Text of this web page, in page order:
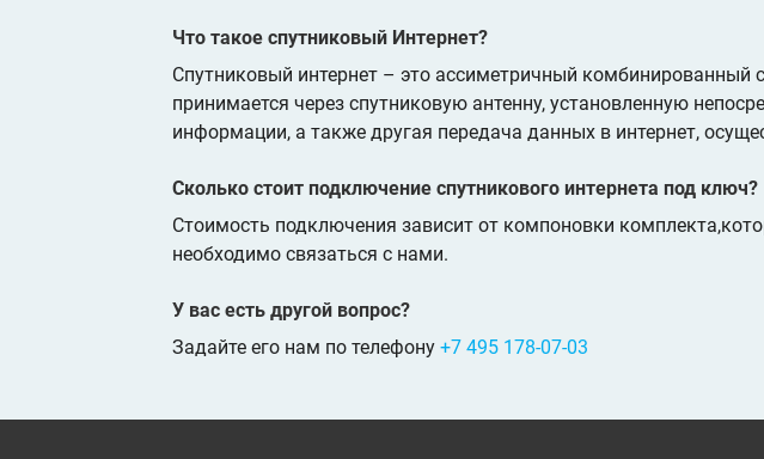
Что такое спутниковый Интернет?
Спутниковый интернет – это ассиметричный
принимается через спутниковую антенну, установленную
информации, а также другая передача данных в интернет,
Сколько стоит подключение спутникового интернета под ключ?
Стоимость подключения зависит от компоновки
необходимо связаться с нами.
У вас есть другой вопрос?
Задайте его нам по телефону +7 495 178-07-03